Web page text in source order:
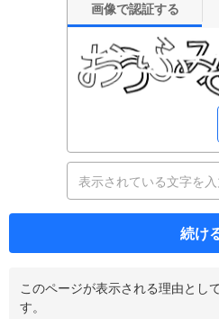
画像で認証する
続け
このページが表示される理由とし
す。